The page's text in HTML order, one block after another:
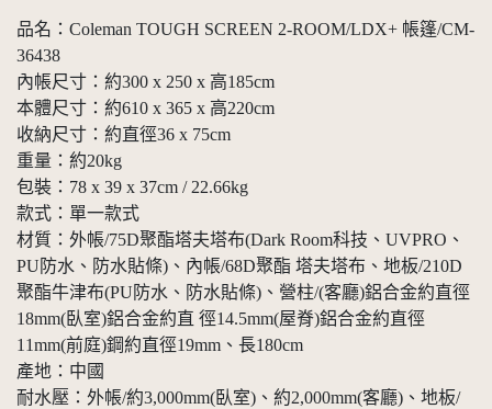
品名：Coleman TOUGH SCREEN 2-ROOM/LDX+ 帳篷/CM-
36438
內帳尺寸：約300 x 250 x 高185cm
本體尺寸：約610 x 365 x 高220cm
收納尺寸：約直徑36 x 75cm
重量：約20kg
包裝：78 x 39 x 37cm / 22.66kg
款式：單一款式
材質：外帳/75D聚酯塔夫塔布(Dark Room科技、UVPRO、
PU防水、防水貼條)、內帳/68D聚酯 塔夫塔布、地板/210D
聚酯牛津布(PU防水、防水貼條)、營柱/(客廳)鋁合金約直徑
18mm(臥室)鋁合金約直 徑14.5mm(屋脊)鋁合金約直徑
11mm(前庭)鋼約直徑19mm、長180cm
產地：中國
耐水壓：外帳/約3,000mm(臥室)、約2,000mm(客廳)、地板/